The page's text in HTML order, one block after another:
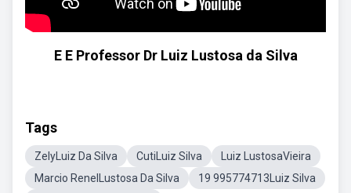
E E Professor Dr Luiz Lustosa da Silva
Tags
ZelyLuiz Da Silva CutiLuiz Silva
Luiz LustosaVieira
Marcio RenelLustosa Da Silva
19 995774713Luiz Silva